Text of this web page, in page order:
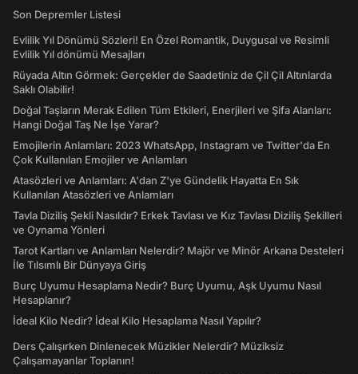
Son Depremler Listesi
Evlilik Yıl Dönümü Sözleri! En Özel Romantik, Duygusal ve Resimli
Evlilik Yıl dönümü Mesajları
Rüyada Altın Görmek: Gerçekler de Saadetiniz de Çil Çil Altınlarda
Saklı Olabilir!
Doğal Taşların Merak Edilen Tüm Etkileri, Enerjileri ve Şifa Alanları:
Hangi Doğal Taş Ne İşe Yarar?
Emojilerin Anlamları: 2023 WhatsApp, Instagram ve Twitter'da En
Çok Kullanılan Emojiler ve Anlamları
Atasözleri ve Anlamları: A'dan Z'ye Gündelik Hayatta En Sık
Kullanılan Atasözleri ve Anlamları
Tavla Diziliş Şekli Nasıldır? Erkek Tavlası ve Kız Tavlası Diziliş Şekilleri
ve Oynama Yönleri
Tarot Kartları ve Anlamları Nelerdir? Majör ve Minör Arkana Desteleri
İle Tılsımlı Bir Dünyaya Giriş
Burç Uyumu Hesaplama Nedir? Burç Uyumu, Aşk Uyumu Nasıl
Hesaplanır?
İdeal Kilo Nedir? İdeal Kilo Hesaplama Nasıl Yapılır?
Ders Çalışırken Dinlenecek Müzikler Nelerdir? Müziksiz
Çalışamayanlar Toplanın!